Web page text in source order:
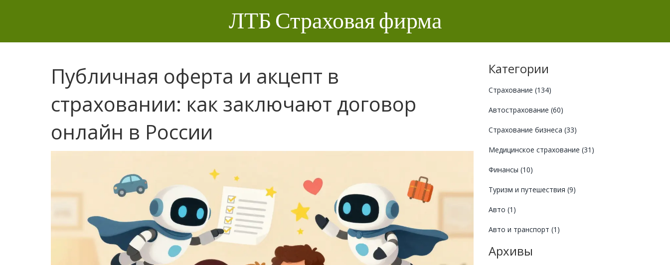
ЛТБ Страховая фирма
Публичная оферта и акцепт в
страховании: как заключают договор
онлайн в России
Категории
Страхование (134)
Автострахование (60)
Страхование бизнеса (33)
Медицинское страхование (31)
Финансы (10)
Туризм и путешествия (9)
Авто (1)
Авто и транспорт (1)
Архивы